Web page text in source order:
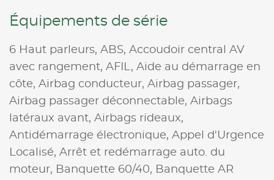
Équipements de série
6 Haut parleurs, ABS, Accoudoir central AV
avec rangement, AFIL, Aide au démarrage en
côte, Airbag conducteur, Airbag passager,
Airbag passager déconnectable, Airbags
latéraux avant, Airbags rideaux,
Antidémarrage électronique, Appel d'Urgence
Localisé, Arrêt et redémarrage auto. du
moteur, Banquette 60/40, Banquette AR